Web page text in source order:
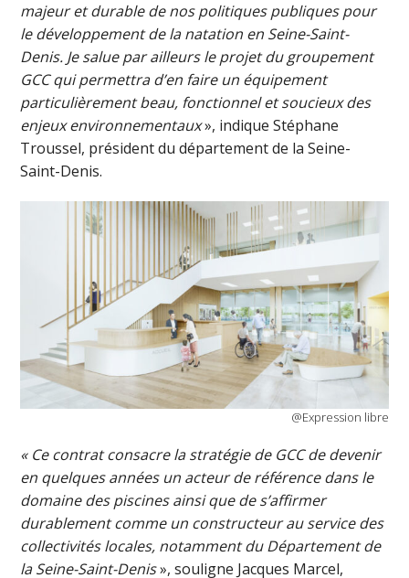
majeur et durable de nos politiques publiques pour
le développement de la natation en Seine-Saint-
Denis. Je salue par ailleurs le projet du groupement
GCC qui permettra d’en faire un équipement
particulièrement beau, fonctionnel et soucieux des
enjeux environnementaux», indique Stéphane
Troussel, président du département de la Seine-
Saint-Denis.
@Expression libre
« Ce contrat consacre la stratégie de GCC de devenir
en quelques années un acteur de référence dans le
domaine des piscines ainsi que de s’affirmer
durablement comme un constructeur au service des
collectivités locales, notamment du Département de
la Seine-Saint-Denis», souligne Jacques Marcel,